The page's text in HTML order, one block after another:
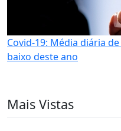
Covid-19: Média diária
baixo deste ano
Mais Vistas